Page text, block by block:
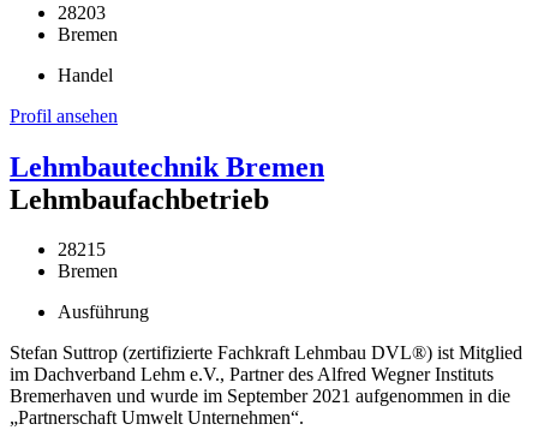
28203
Bremen
Handel
Profil ansehen
Lehmbautechnik Bremen
Lehmbaufachbetrieb
28215
Bremen
Ausführung
Stefan Suttrop (zertifizierte Fachkraft Lehmbau DVL®) ist Mitglied
im Dachverband Lehm e.V., Partner des Alfred Wegner Instituts
Bremerhaven und wurde im September 2021 aufgenommen in die
„Partnerschaft Umwelt Unternehmen“.